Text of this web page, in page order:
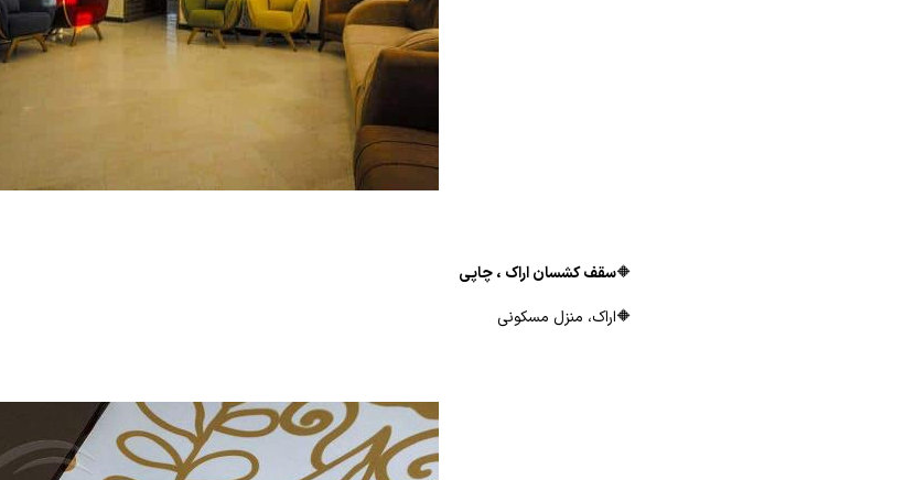
🔶سقف کشسان اراک ، چاپی
🔶اراک، منزل مسکونی